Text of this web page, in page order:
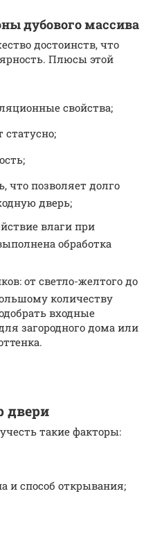
дубового массива
достоинств, что
Плюсы этой
свойства;
что позволяет долго
дверь;
влаги при
обработка
от светло-желтого до
количеству
входные
загородного дома или
двери
такие факторы:
и способ открывания;